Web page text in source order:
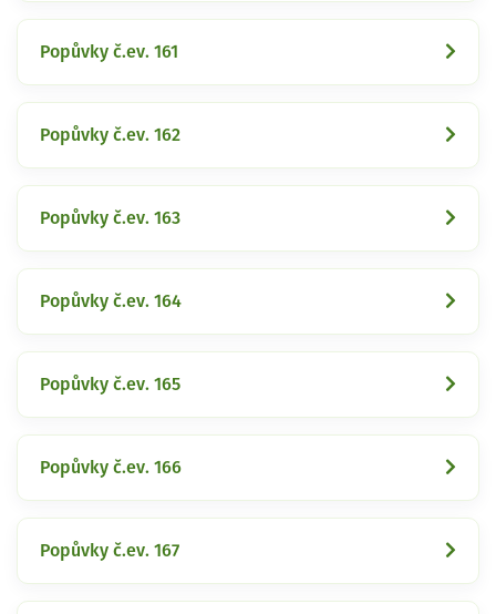
Popůvky č.ev. 161
Popůvky č.ev. 162
Popůvky č.ev. 163
Popůvky č.ev. 164
Popůvky č.ev. 165
Popůvky č.ev. 166
Popůvky č.ev. 167